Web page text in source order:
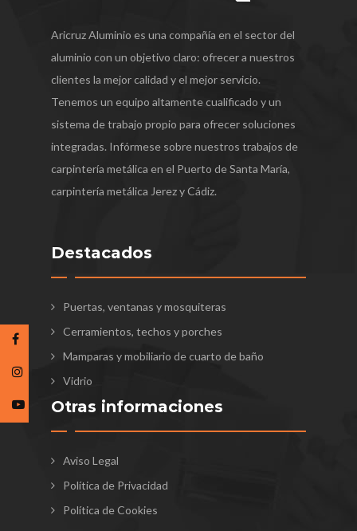
Aricruz Aluminio es una compañía en el sector del
aluminio con un objetivo claro: ofrecer a nuestros
clientes la mejor calidad y el mejor servicio.
Tenemos un equipo altamente cualificado y un
sistema de trabajo propio para ofrecer soluciones
integradas. Infórmese sobre nuestros trabajos de
carpintería metálica en el Puerto de Santa María,
carpintería metálica Jerez y Cádiz.
Destacados
Puertas, ventanas y mosquiteras
Cerramientos, techos y porches
Mamparas y mobiliario de cuarto de baño
Vidrio
Otras informaciones
Aviso Legal
Política de Privacidad
Política de Cookies